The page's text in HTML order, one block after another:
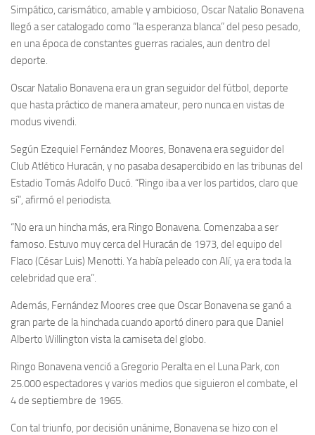
Simpático, carismático, amable y ambicioso, Oscar Natalio Bonavena
llegó a ser catalogado como “la esperanza blanca” del peso pesado,
en una época de constantes guerras raciales, aun dentro del
deporte.
Oscar Natalio Bonavena era un gran seguidor del fútbol, deporte
que hasta práctico de manera amateur, pero nunca en vistas de
modus vivendi.
Según Ezequiel Fernández Moores, Bonavena era seguidor del
Club Atlético Huracán, y no pasaba desapercibido en las tribunas del
Estadio Tomás Adolfo Ducó. “Ringo iba a ver los partidos, claro que
sí”, afirmó el periodista.
“No era un hincha más, era Ringo Bonavena. Comenzaba a ser
famoso. Estuvo muy cerca del Huracán de 1973, del equipo del
Flaco (César Luis) Menotti. Ya había peleado con Alí, ya era toda la
celebridad que era”.
Además, Fernández Moores cree que Oscar Bonavena se ganó a
gran parte de la hinchada cuando aportó dinero para que Daniel
Alberto Willington vista la camiseta del globo.
Ringo Bonavena venció a Gregorio Peralta en el Luna Park, con
25.000 espectadores y varios medios que siguieron el combate, el
4 de septiembre de 1965.
Con tal triunfo, por decisión unánime, Bonavena se hizo con el